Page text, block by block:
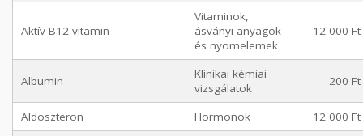
Aktív B12 vitamin
Vitaminok,
ásványi anyagok
és nyomelemek
12 000 Ft
Albumin
Klinikai kémiai
vizsgálatok
200 Ft
Aldoszteron Hormonok 12 000 Ft